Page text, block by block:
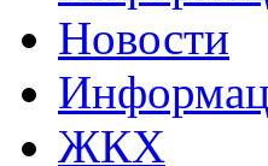
Новости
ЖКХ